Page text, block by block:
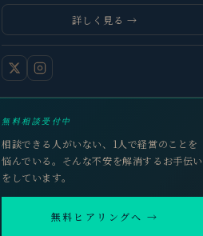
詳しく見る →
無料相談受付中
相談できる人がいない、1人で経営のことを
悩んでいる。そんな不安を解消するお手伝い
をしています。
無料ヒアリングへ →